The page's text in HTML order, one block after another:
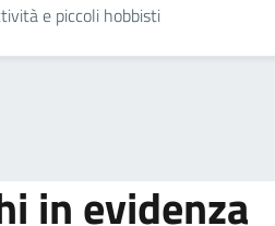
e piccoli hobbisti
in evidenza